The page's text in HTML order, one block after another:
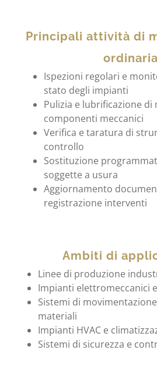
Principali attività di
ordinaria
Ispezioni regolari e
stato degli impianti
Pulizia e lubrificazione di
componenti meccanici
Verifica e taratura di
controllo
Sostituzione
soggette a usura
Aggiornamento
registrazione interventi
Ambiti di
Linee di produzione
Impianti elettromeccanici
Sistemi di
materiali
Impianti HVAC e
Sistemi di sicurezza e